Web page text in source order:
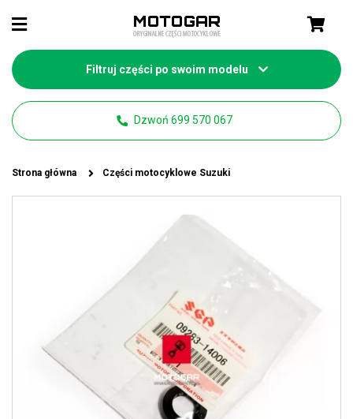
Filtruj części po swoim modelu
Dzwoń 699 570 067
Strona główna Części motocyklowe Suzuki